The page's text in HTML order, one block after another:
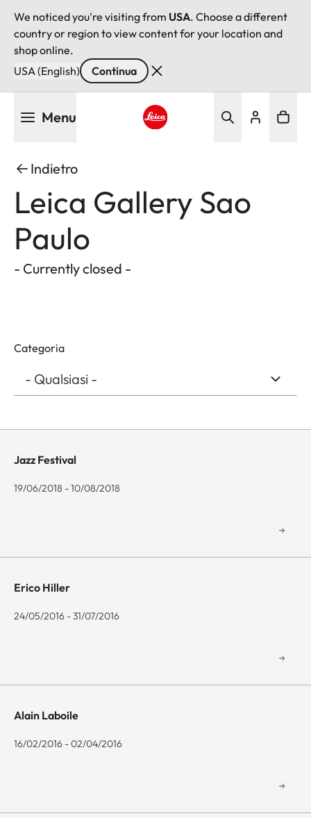
We noticed you're visiting from USA. Choose a different
country or region to view content for your location and
shop online.
USA (English)
Continua
Menu
Indietro
Leica Gallery Sao
Paulo
- Currently closed -
Categoria
Jazz Festival
19/06/2018 - 10/08/2018
Erico Hiller
24/05/2016 - 31/07/2016
Alain Laboile
16/02/2016 - 02/04/2016